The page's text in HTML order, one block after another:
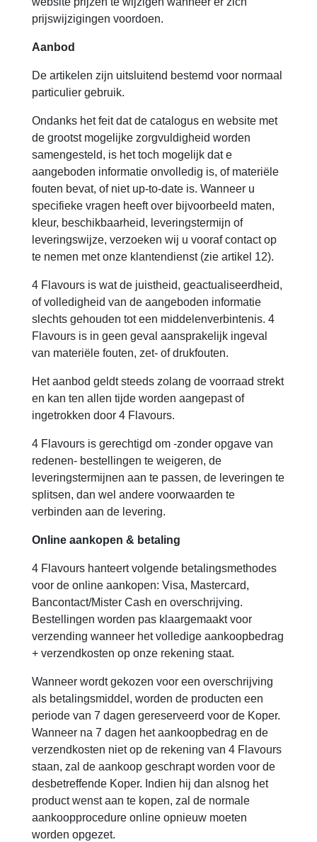
prijswijzigingen voordoen.
Aanbod
De artikelen zijn uitsluitend bestemd voor normaal
particulier gebruik.
Ondanks het feit dat de catalogus en website met
de grootst mogelijke zorgvuldigheid worden
samengesteld, is het toch mogelijk dat e
aangeboden informatie onvolledig is, of materiële
fouten bevat, of niet up-to-date is. Wanneer u
specifieke vragen heeft over bijvoorbeeld maten,
kleur, beschikbaarheid, leveringstermijn of
leveringswijze, verzoeken wij u vooraf contact op
te nemen met onze klantendienst (zie artikel 12).
4 Flavours is wat de juistheid, geactualiseerdheid,
of volledigheid van de aangeboden informatie
slechts gehouden tot een middelenverbintenis. 4
Flavours is in geen geval aansprakelijk ingeval
van materiële fouten, zet- of drukfouten.
Het aanbod geldt steeds zolang de voorraad strekt
en kan ten allen tijde worden aangepast of
ingetrokken door 4 Flavours.
4 Flavours is gerechtigd om -zonder opgave van
redenen- bestellingen te weigeren, de
leveringstermijnen aan te passen, de leveringen te
splitsen, dan wel andere voorwaarden te
verbinden aan de levering.
Online aankopen & betaling
4 Flavours hanteert volgende betalingsmethodes
voor de online aankopen: Visa, Mastercard,
Bancontact/Mister Cash en overschrijving.
Bestellingen worden pas klaargemaakt voor
verzending wanneer het volledige aankoopbedrag
+ verzendkosten op onze rekening staat.
Wanneer wordt gekozen voor een overschrijving
als betalingsmiddel, worden de producten een
periode van 7 dagen gereserveerd voor de Koper.
Wanneer na 7 dagen het aankoopbedrag en de
verzendkosten niet op de rekening van 4 Flavours
staan, zal de aankoop geschrapt worden voor de
desbetreffende Koper. Indien hij dan alsnog het
product wenst aan te kopen, zal de normale
aankoopprocedure online opnieuw moeten
worden opgezet.